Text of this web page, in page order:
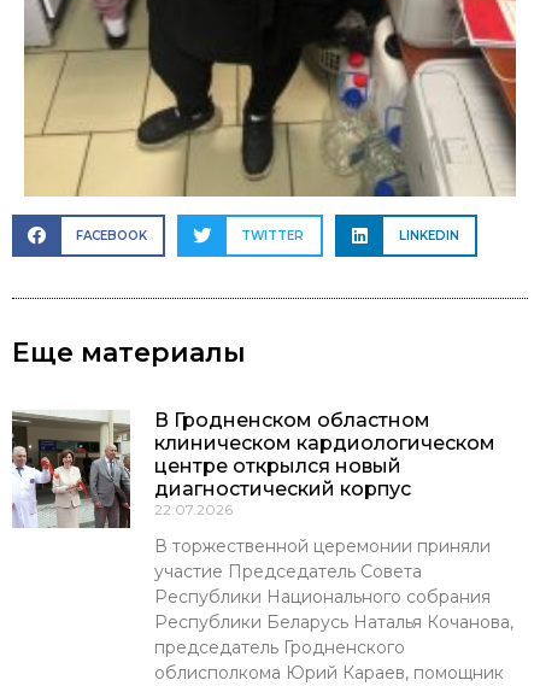
FACEBOOK TWITTER LINKEDIN
Еще материалы
В Гродненском областном
клиническом кардиологическом
центре открылся новый
диагностический корпус
22.07.2026
В торжественной церемонии приняли
участие Председатель Совета
Республики Национального собрания
Республики Беларусь Наталья Кочанова,
председатель Гродненского
облисполкома Юрий Караев, помощник